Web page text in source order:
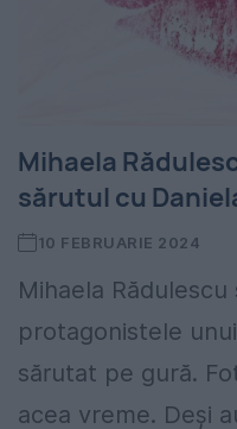
Mihaela
sărutul cu
10 FEBRUARIE 2024
Mihaela
protagonistele
sărutat pe gură.
acea vreme. Deși